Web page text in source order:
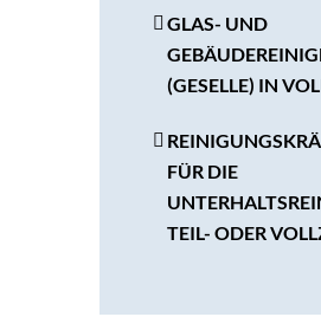
GLAS- UND
(GESELLE) IN
FÜR DIE
TEIL- ODER